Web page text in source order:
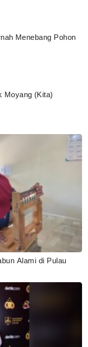
Menebang Pohon
Moyang (Kita)
Alami di Pulau